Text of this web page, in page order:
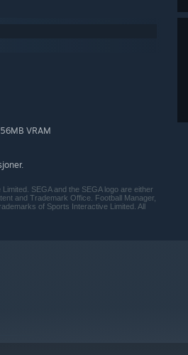
VRAM
SEGA and the SEGA logo are either
and Trademark Office. Football Manager,
of Sports Interactive Limited. All